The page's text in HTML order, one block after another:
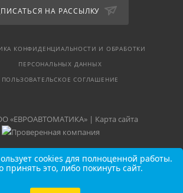
НА РАССЫЛКУ
КОНФИДЕНЦИАЛЬНОСТИ И ОБРАБОТКИ
ПЕРСОНАЛЬНЫХ ДАННЫХ
ПОЛЬЗОВАТЕЛЬСКОЕ СОГЛАШЕНИЕ
«ЕВРОАВТОМАТИКА» | Карта сайта
cookies для полноценной работы.
принять это, либо покинуть сайт.